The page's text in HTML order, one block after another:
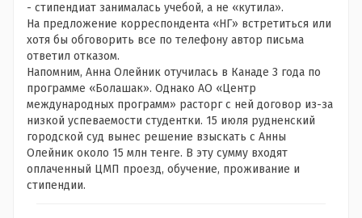
- стипендиат занималась учебой, а не «кутила».
На предложение корреспондента «НГ» встретиться или
хотя бы обговорить все по телефону автор письма
ответил отказом.
Напомним, Анна Олейник отучилась в Канаде 3 года по
программе «Болашак». Однако АО «Центр
международных программ» расторг с ней договор из-за
низкой успеваемости студентки. 15 июля рудненский
городской суд вынес решение взыскать с Анны
Олейник около 15 млн тенге. В эту сумму входят
оплаченный ЦМП проезд, обучение, проживание и
стипендии.